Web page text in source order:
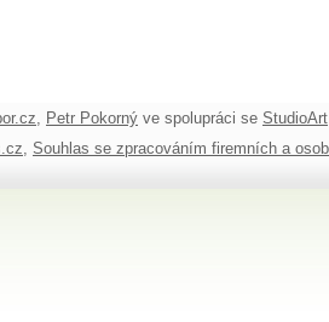
, Petr Pokorný ve spolupráci se StudioArt
, Souhlas se zpracováním firemních a